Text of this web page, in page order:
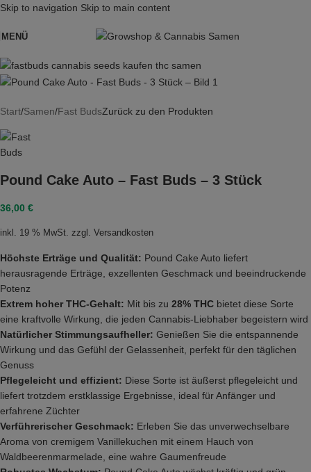
Skip to navigation Skip to main content
MENÜ
Start/Samen/Fast BudsZurück zu den Produkten
Pound Cake Auto – Fast Buds – 3 Stück
36,00 €
inkl. 19 % MwSt. zzgl. Versandkosten
Höchste Erträge und Qualität: Pound Cake Auto liefert
herausragende Erträge, exzellenten Geschmack und beeindruckende
Potenz
Extrem hoher THC-Gehalt: Mit bis zu 28% THC bietet diese Sorte
eine kraftvolle Wirkung, die jeden Cannabis-Liebhaber begeistern wird
Natürlicher Stimmungsaufheller: Genießen Sie die entspannende
Wirkung und das Gefühl der Gelassenheit, perfekt für den täglichen
Genuss
Pflegeleicht und effizient: Diese Sorte ist äußerst pflegeleicht und
liefert trotzdem erstklassige Ergebnisse, ideal für Anfänger und
erfahrene Züchter
Verführerischer Geschmack: Erleben Sie das unverwechselbare
Aroma von cremigem Vanillekuchen mit einem Hauch von
Waldbeerenmarmelade, eine wahre Gaumenfreude